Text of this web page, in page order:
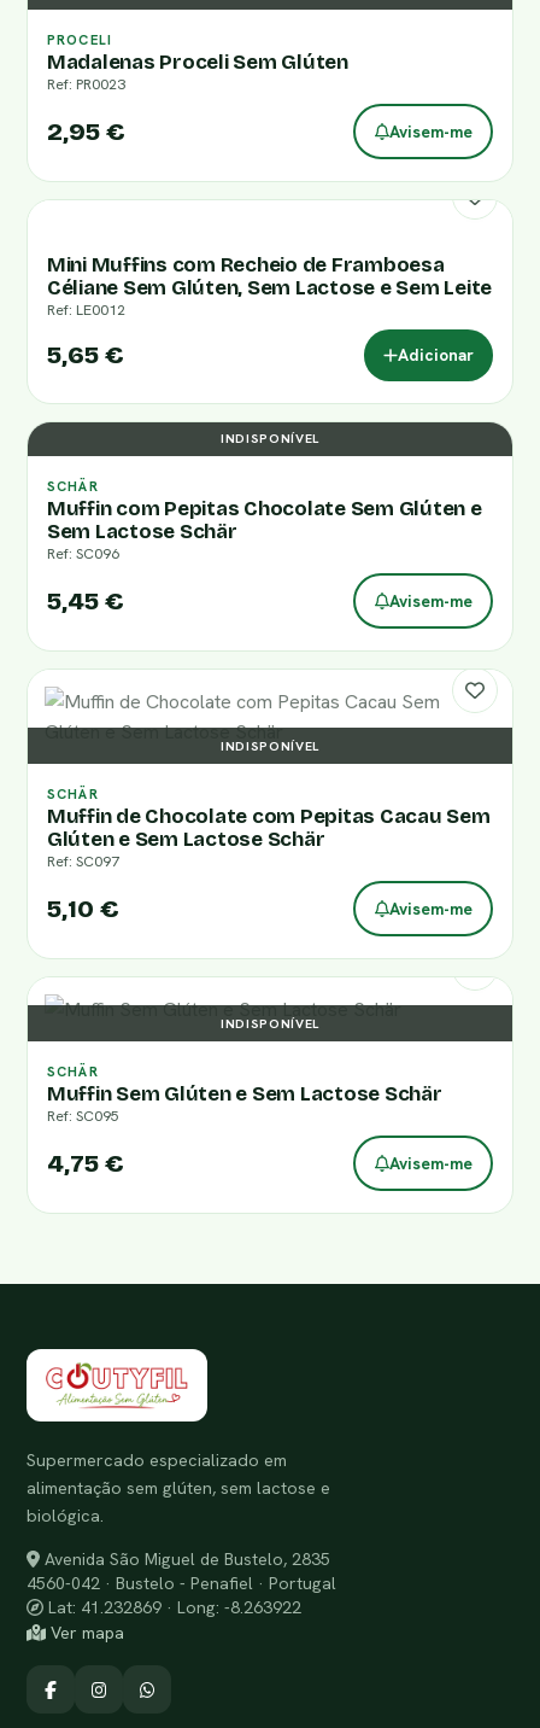
PROCELI
Madalenas Proceli Sem Glúten
Ref: PR0023
2,95 € Avisem-me
Mini Muffins com Recheio de Framboesa
Céliane Sem Glúten, Sem Lactose e Sem Leite
Ref: LE0012
5,65 € Adicionar
INDISPONÍVEL
SCHÄR
Muffin com Pepitas Chocolate Sem Glúten e
Sem Lactose Schär
Ref: SC096
5,45 € Avisem-me
INDISPONÍVEL
SCHÄR
Muffin de Chocolate com Pepitas Cacau Sem
Glúten e Sem Lactose Schär
Ref: SC097
5,10 € Avisem-me
INDISPONÍVEL
SCHÄR
Muffin Sem Glúten e Sem Lactose Schär
Ref: SC095
4,75 € Avisem-me
Supermercado especializado em
alimentação sem glúten, sem lactose e
biológica.
Avenida São Miguel de Bustelo, 2835
4560-042 · Bustelo - Penafiel · Portugal
Lat: 41.232869 · Long: -8.263922
Ver mapa